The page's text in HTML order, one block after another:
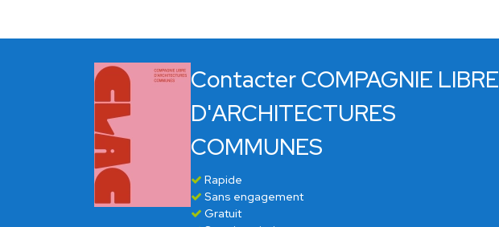
Contacter COMPAGNIE LIBRE
D'ARCHITECTURES
COMMUNES
Rapide
Sans engagement
Gratuit